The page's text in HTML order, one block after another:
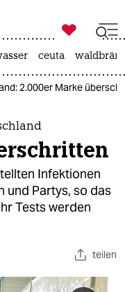

taz zahl ich
ceuta
2.000er Marke
Infektionen
und Partys, so das
Tests werden
teilen